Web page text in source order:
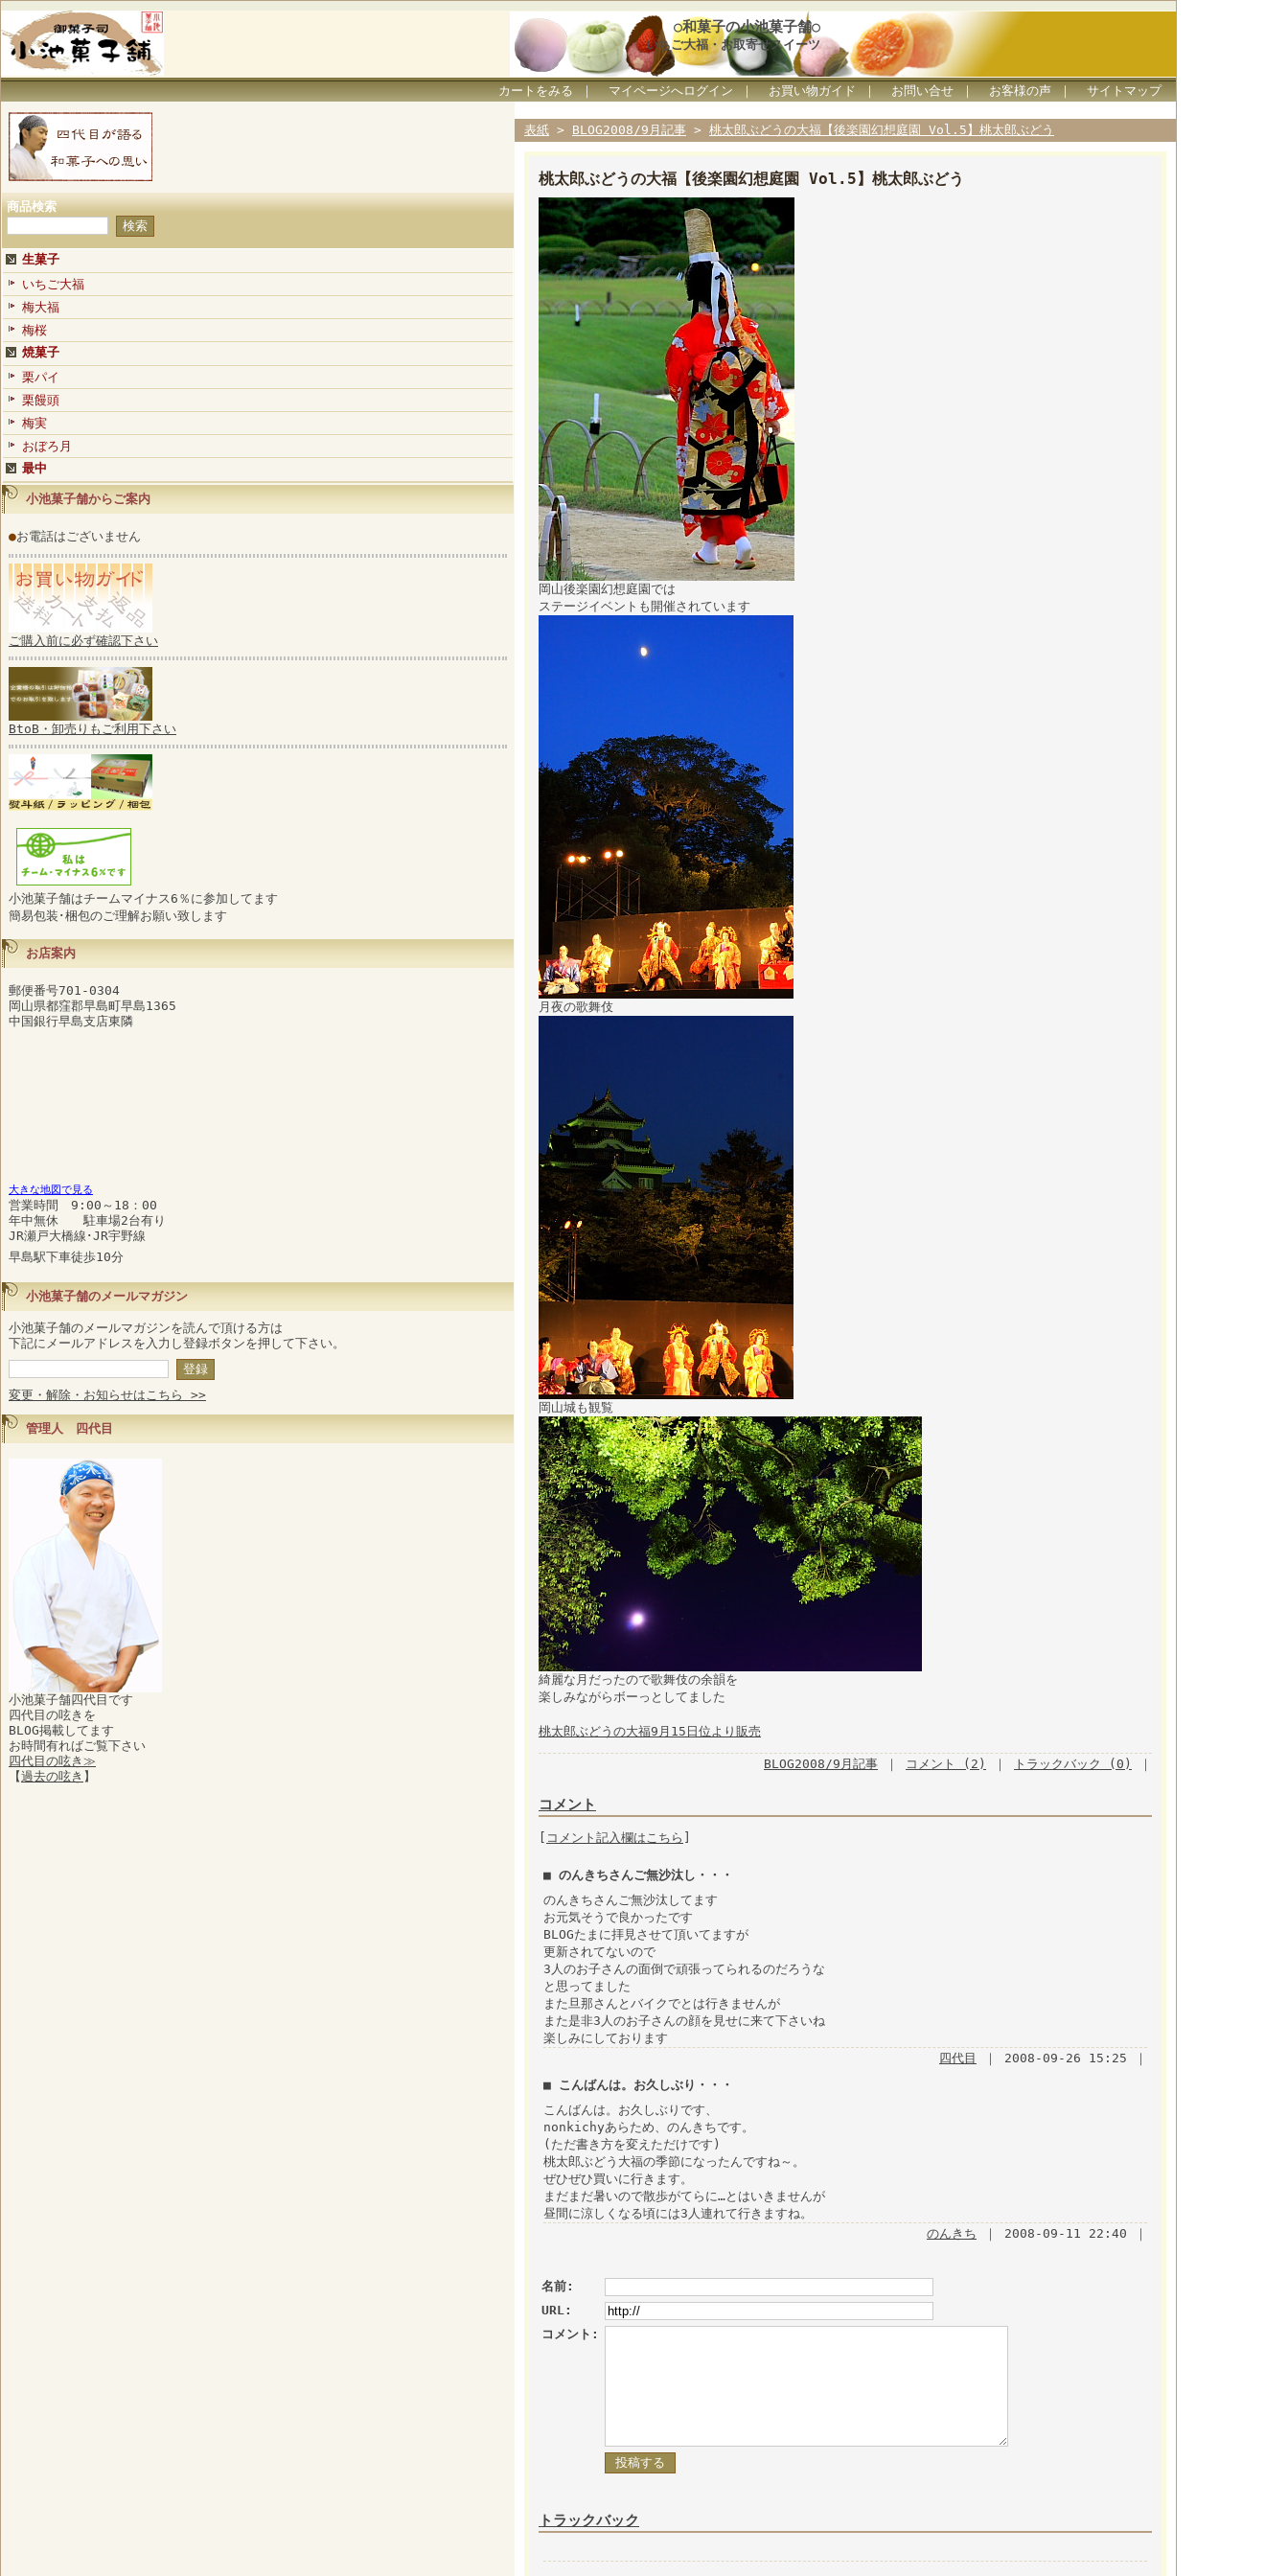
○和菓子の小池菓子舗○
いちご大福・お取寄せスイーツ
カートをみる ｜ マイページへログイン ｜ お買い物ガイド ｜ お問い合せ ｜ お客様の声 ｜ サイトマップ
商品検索
生菓子
いちご大福
梅大福
梅桜
焼菓子
栗パイ
栗饅頭
梅実
おぼろ月
最中
小池菓子舗からご案内
●お電話はございません
ご購入前に必ず確認下さい
BtoB・卸売りもご利用下さい
小池菓子舗はチームマイナス6％に参加してます
簡易包装･梱包のご理解お願い致します
お店案内
郵便番号701-0304
岡山県都窪郡早島町早島1365
中国銀行早島支店東隣
大きな地図で見る
営業時間 9:00～18：00
年中無休 駐車場2台有り
JR瀬戸大橋線･JR宇野線
早島駅下車徒歩10分
小池菓子舗のメールマガジン
小池菓子舗のメールマガジンを読んで頂ける方は
下記にメールアドレスを入力し登録ボタンを押して下さい。
変更・解除・お知らせはこちら >>
管理人 四代目
小池菓子舗四代目です
四代目の呟きを
BLOG掲載してます
お時間有ればご覧下さい
四代目の呟き≫
【過去の呟き 】
表紙 > BLOG2008/9月記事 > 桃太郎ぶどうの大福【後楽園幻想庭園 Vol.5】桃太郎ぶどう
桃太郎ぶどうの大福【後楽園幻想庭園 Vol.5】桃太郎ぶどう
岡山後楽園幻想庭園では
ステージイベントも開催されています
月夜の歌舞伎
岡山城も観覧
綺麗な月だったので歌舞伎の余韻を
楽しみながらボーっとしてました
桃太郎ぶどうの大福9月15日位より販売
BLOG2008/9月記事 ｜ コメント (2) ｜ トラックバック (0) ｜
コメント
コメント記入欄はこちら
■ のんきちさんご無沙汰し・・・
のんきちさんご無沙汰してます
お元気そうで良かったです
BLOGたまに拝見させて頂いてますが
更新されてないので
3人のお子さんの面倒で頑張ってられるのだろうな
と思ってました
また旦那さんとバイクでとは行きませんが
また是非3人のお子さんの顔を見せに来て下さいね
楽しみにしております
四代目
｜ 2008-09-26 15:25 ｜
■ こんばんは。お久しぶり・・・
こんばんは。お久しぶりです、
nonkichyあらため、のんきちです。
(ただ書き方を変えただけです)
桃太郎ぶどう大福の季節になったんですね～。
ぜひぜひ買いに行きます。
まだまだ暑いので散歩がてらに…とはいきませんが
昼間に涼しくなる頃には3人連れて行きますね。
のんきち ｜ 2008-09-11 22:40 ｜
名前:
URL:
コメント:
トラックバック